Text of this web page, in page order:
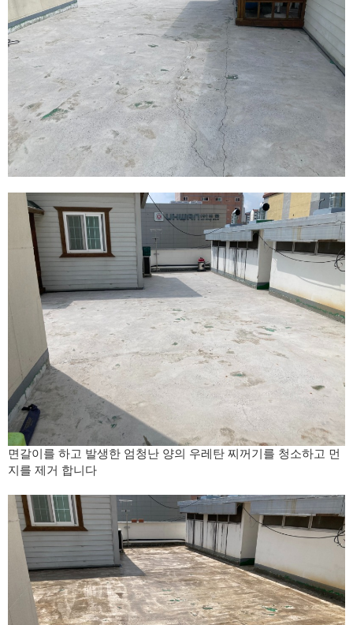
면갈이를 하고 발생한 엄청난 양의 우레탄 찌꺼기를 청소하고 먼
지를 제거 합니다